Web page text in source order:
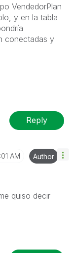
VendedorPlan
y en la tabla
conectadas y
Reply
AM Author
quiso decir